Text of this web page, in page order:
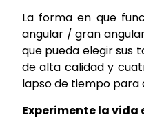
La forma en que
angular / gran
que pueda elegir sus
de alta calidad y
lapso de tiempo
Experimente la vida